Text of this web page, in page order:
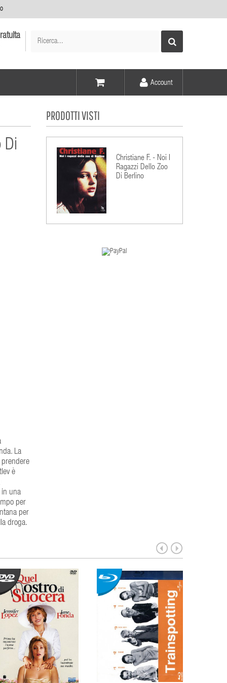
Elementi -
Account
Di
La
è
in una
per
per
droga.
PRODOTTI VISTI
Christiane F. - Noi I
Ragazzi Dello Zoo
Di Berlino